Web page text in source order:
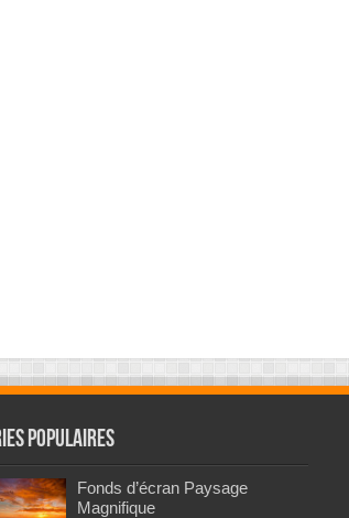
Populaires
Fonds d’écran Paysage
Magnifique